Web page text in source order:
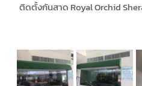
ติดตั้งกันสาด Royal Orchid